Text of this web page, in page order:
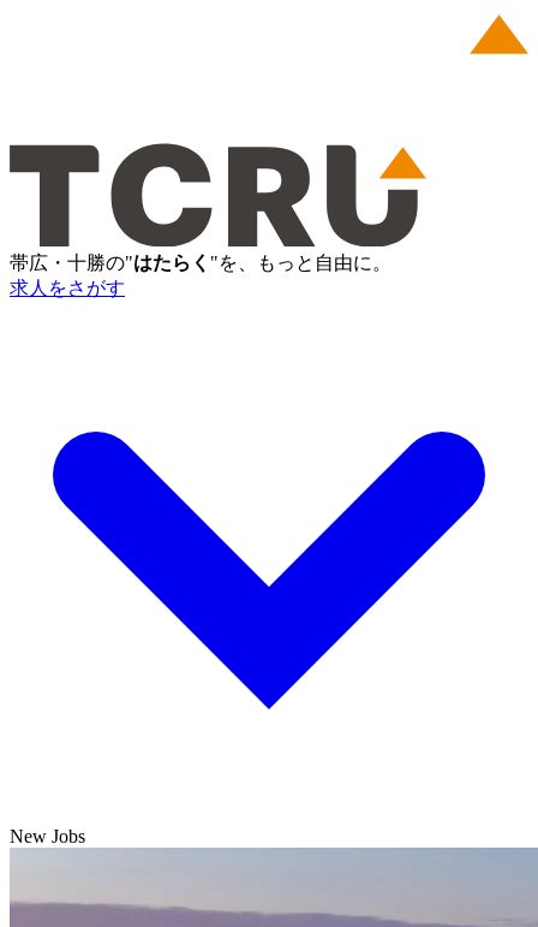
帯広・十勝の"はたらく "を、もっと自由に。
求人をさがす
New Jobs